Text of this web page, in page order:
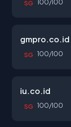
SG 100/100
gmpro.co.id
SG 100/100
iu.co.id
SG 100/100